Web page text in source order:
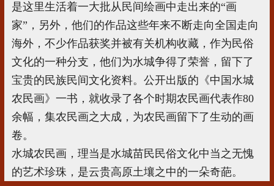
是这里生活着一大批从民间绘画中走出来的“画
家”，另外，他们的作品这些年来不断走向全国走向
海外，不少作品获奖并被有关机构收藏，作为民俗
文化的一种分支，他们为水城争得了荣誉，留下了
宝贵的民族民间文化资料。公开出版的《中国水城
农民画》一书，就收录了各个时期农民画代表作80
余幅，集农民画之大成，为农民画留下了生动的画
卷。
水城农民画，理当是水城苗民民俗文化中当之无愧
的艺术珍珠，是云贵高原土壤之中的一朵奇葩。